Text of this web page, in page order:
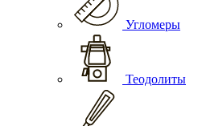
Угломеры
Теодолиты